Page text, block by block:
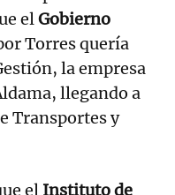
elGobierno
Torres quería
la empresa
llegando a
Transportes y
el Instituto de